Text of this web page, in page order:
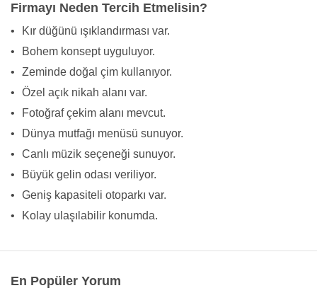
Firmayı Neden Tercih Etmelisin?
•
Kır düğünü ışıklandırması var.
•
Bohem konsept uyguluyor.
•
Zeminde doğal çim kullanıyor.
•
Özel açık nikah alanı var.
•
Fotoğraf çekim alanı mevcut.
•
Dünya mutfağı menüsü sunuyor.
•
Canlı müzik seçeneği sunuyor.
•
Büyük gelin odası veriliyor.
•
Geniş kapasiteli otoparkı var.
•
Kolay ulaşılabilir konumda.
En Popüler Yorum